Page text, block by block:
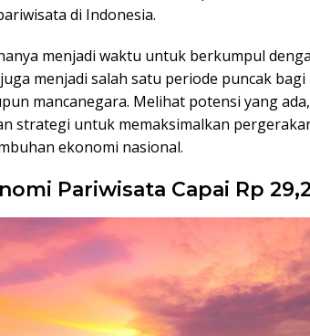
di Indonesia.
menjadi waktu untuk berkumpul
menjadi salah satu periode puncak
mancanegara. Melihat potensi yang
strategi untuk memaksimalkan
ekonomi nasional.
Pariwisata Capai Rp